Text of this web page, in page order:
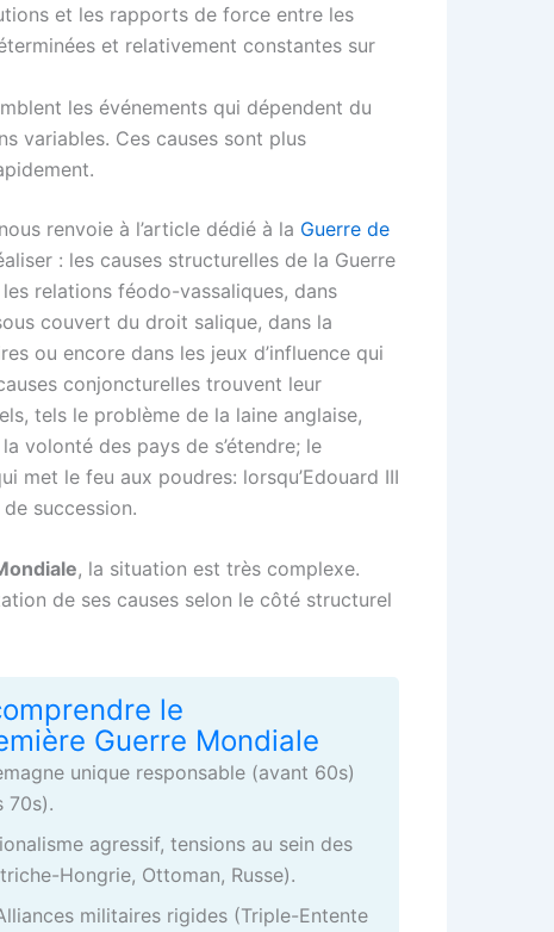
et les rapports de force entre les
et relativement constantes sur
les événements qui dépendent du
variables. Ces causes sont plus
renvoie à l’article dédié à la Guerre de
: les causes structurelles de la Guerre
relations féodo-vassaliques, dans
couvert du droit salique, dans la
ou encore dans les jeux d’influence qui
conjoncturelles trouvent leur
tels le problème de la laine anglaise,
volonté des pays de s’étendre; le
met le feu aux poudres: lorsqu’Edouard III
succession.
, la situation est très complexe.
de ses causes selon le côté structurel
le
Guerre Mondiale
unique responsable (avant 60s)
70s).
agressif, tensions au sein des
Hongrie, Ottoman, Russe).
militaires rigides (Triple-Entente